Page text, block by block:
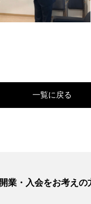
一覧に戻る
開業・入会をお考えの